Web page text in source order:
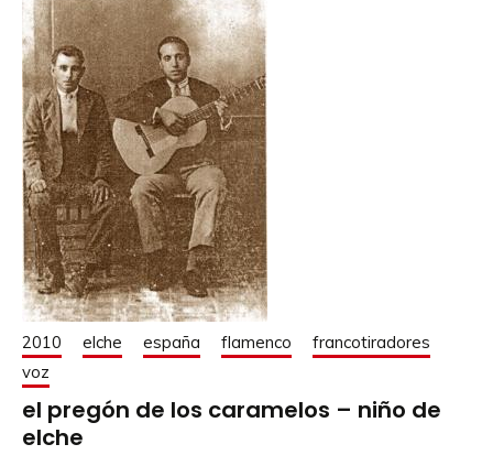
2010 elche españa flamenco
francotiradores
voz
el pregón de los caramelos – niño de
elche